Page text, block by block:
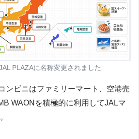
PLAZAに名称変更されました
ンビニはファミリーマート、空港売
WAONを積極的に利用してJALマ